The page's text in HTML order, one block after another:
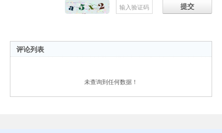
提交
评论列表
未查询到任何数据！